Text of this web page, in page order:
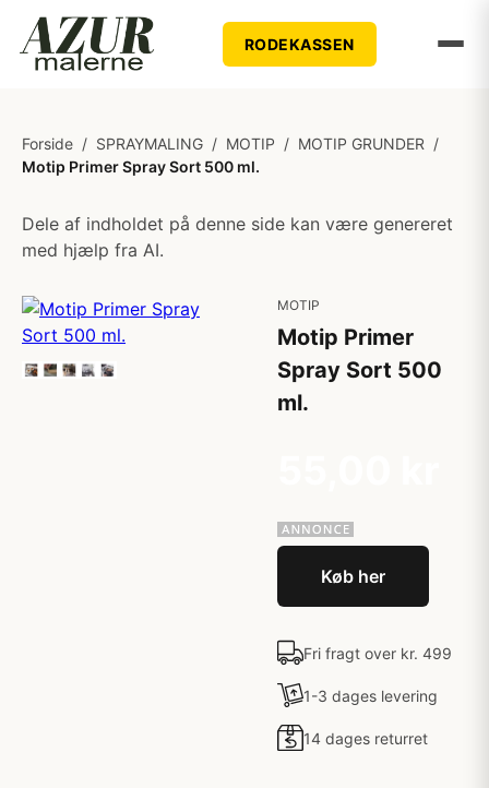
RODEKASSEN
Forside / SPRAYMALING / MOTIP / MOTIP GRUNDER /
Motip Primer Spray Sort 500 ml.
Dele af indholdet på denne side kan være genereret
med hjælp fra AI.
MOTIP
Motip Primer
Spray Sort 500
ml.
Køb her
Fri fragt over kr. 499
1-3 dages levering
14 dages returret